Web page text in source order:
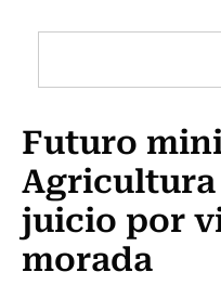
Cultura
Programas Radio y
Futuro
juicio por
morada